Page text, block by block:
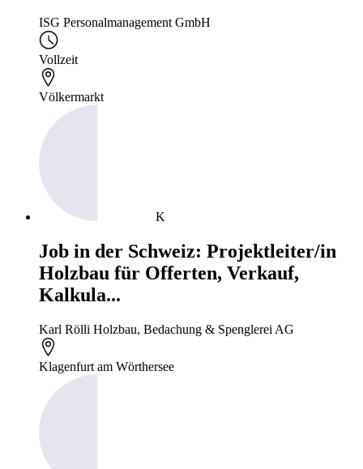
ISG Personalmanagement GmbH
Vollzeit
Völkermarkt
K
Job in der Schweiz: Projektleiter/in
Holzbau für Offerten, Verkauf,
Kalkula...
Karl Rölli Holzbau, Bedachung & Spenglerei AG
Klagenfurt am Wörthersee